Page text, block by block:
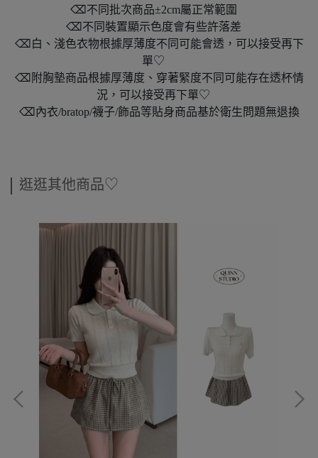
⌫不同批次商品±2cm屬正常範圍
⌫不同裝置顯示色度會有些許落差
⌫白、淺色衣物根據厚薄度不同可能會透，可以接受再下
單♡
⌫附胸墊商品根據厚薄度、穿著緊度不同可能存在透杯情
況，可以接受再下單♡
⌫內衣/bratop/襪子/飾品等貼身商品基於衛生問題無退換
逛逛其他商品♡